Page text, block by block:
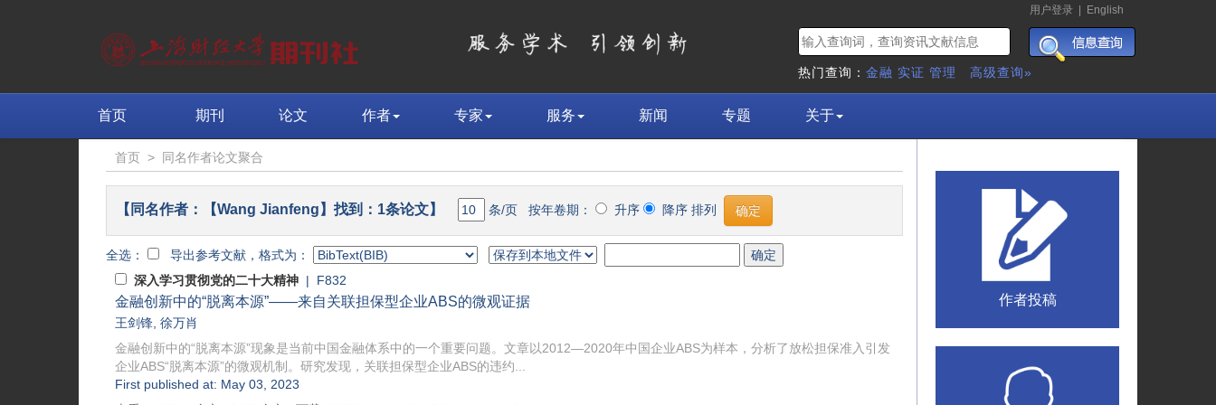
用户登录 English
热门查询： 金融 实证 管理 高级查询»
首页 期刊 论文 作者 专家 服务 新闻 专题 关于
首页 > 同名作者论文聚合
【同名作者：【Wang Jianfeng】找到：1条论文】 条/页 按年卷期： 升序 降序 排列
全选：
导出参考文献，格式为：
深入学习贯彻党的二十大精神 | F832
金融创新中的“脱离本源”——来自关联担保型企业ABS的微观证据
王剑锋 徐万肖
金融创新中的“脱离本源”现象是当前中国金融体系中的一个重要问题。文章以2012—2020年中国企业ABS为样本，分析了放松担保准入引发
企业ABS“脱离本源”的微观机制。研究发现，关联担保型企业ABS的违约...
First published at: May 03, 2023
作者投稿